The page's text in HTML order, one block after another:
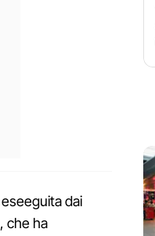
dai
che ha